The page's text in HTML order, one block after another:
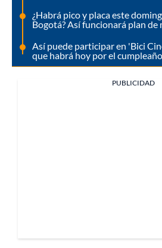
¿Habrá pico y placa este
Bogotá? Así funcionará plan
Así puede participar en 'Bici
que habrá hoy por el
PUBLICIDAD